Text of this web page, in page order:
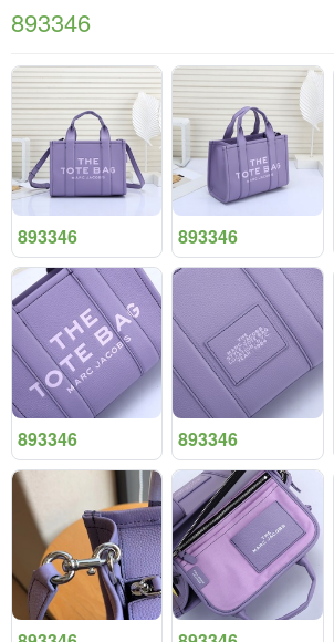
893346
893346 893346
893346 893346